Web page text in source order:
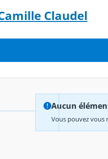
Claudel
Aucun
Vous pouvez vous